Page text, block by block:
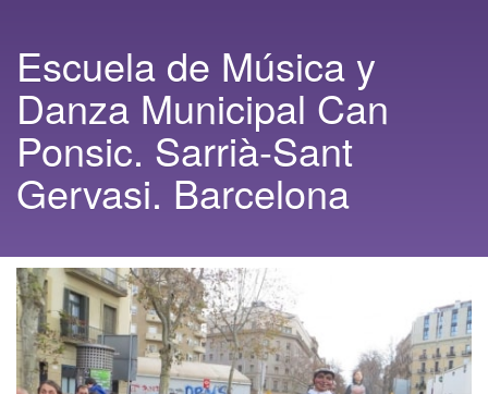
Escuela de Música y
Danza Municipal Can
Ponsic. Sarrià-Sant
Gervasi. Barcelona